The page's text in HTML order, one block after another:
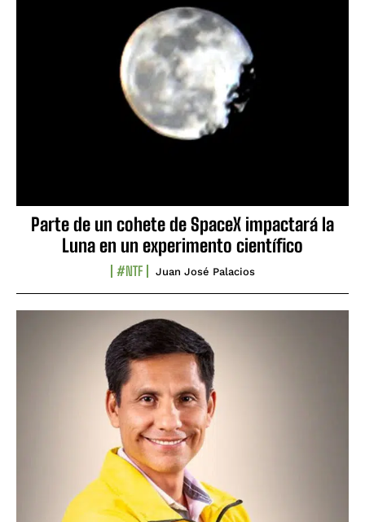
Parte de un cohete de SpaceX impactará la
Luna en un experimento científico
#NTF Juan José Palacios